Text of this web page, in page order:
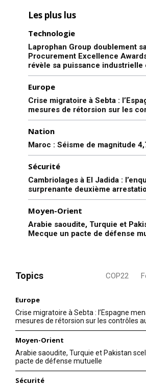
Les plus lus
Technologie
Laprophan Group doublement
Procurement Excellence
révèle sa puissance industrielle
Europe
Crise migratoire à Sebta :
mesures de rétorsion sur les
Nation
Maroc : Séisme de magnitude
Sécurité
Cambriolages à El Jadida :
surprenante deuxième
Moyen-Orient
Arabie saoudite, Turquie et
Mecque un pacte de défense
Topics COP22
Europe
Crise migratoire à Sebta : l’Espagne
mesures de rétorsion sur les contrôles
Moyen-Orient
Arabie saoudite, Turquie et Pakistan
pacte de défense mutuelle
Sécurité